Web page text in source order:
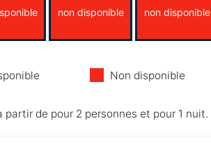
non disponible non disponible
Non disponible
partir de pour 2 personnes et pour 1 nuit.